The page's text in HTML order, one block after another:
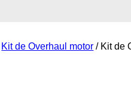
Kit de Overhaul motor / Kit de